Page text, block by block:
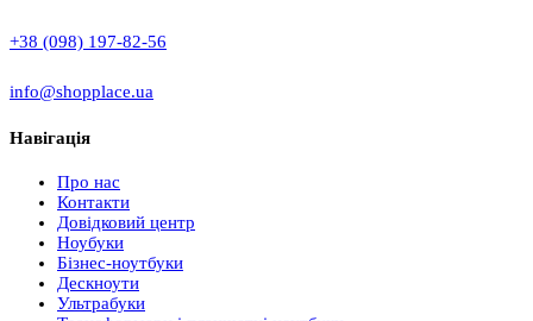
+38 (098) 197-82-56
info@shopplace.ua
Навігація
Про нас
Контакти
Довідковий центр
Ноубуки
Бізнес-ноутбуки
Дескноути
Ультрабуки